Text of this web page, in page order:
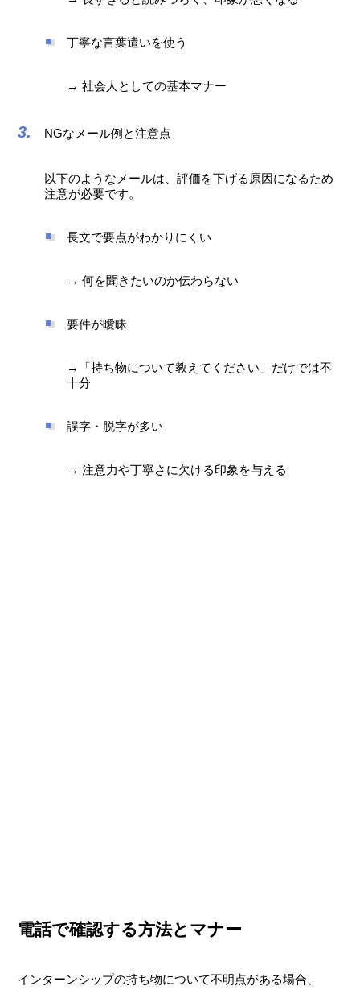
丁寧な言葉遣いを使う
→ 社会人としての基本マナー
NGなメール例と注意点
以下のようなメールは、評価を下げる原因になるため
注意が必要です。
長文で要点がわかりにくい
→ 何を聞きたいのか伝わらない
要件が曖昧
→「持ち物について教えてください」だけでは不
十分
誤字・脱字が多い
→ 注意力や丁寧さに欠ける印象を与える
電話で確認する方法とマナー
インターンシップの持ち物について不明点がある場合、